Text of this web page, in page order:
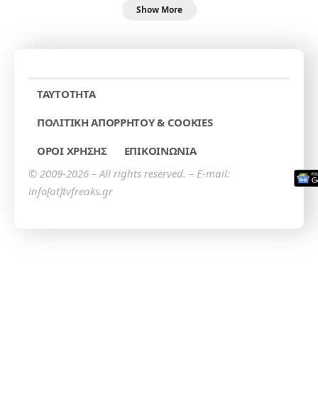
Show More
TAYTOTHTA
ΠΟΛΙΤΙΚΗ ΑΠΟΡΡΗΤΟΥ & COOKIES
ΟΡΟΙ ΧΡΗΣΗΣ
ΕΠΙΚΟΙΝΩΝΙΑ
© 2009-2026 – All rights reserved. – E-mail:
info[at]tvfreaks.gr